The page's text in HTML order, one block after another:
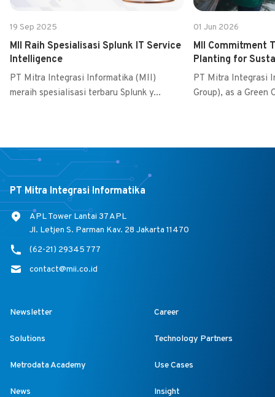
19 Sep 2025
MII Raih Spesialisasi Splunk IT Service
Intelligence
PT Mitra Integrasi Informatika (MII)
meraih spesialisasi terbaru Splunk y...
01 Jun 2026
MII Commitment
Planting for
PT Mitra Integrasi
Group), as a Green
PT Mitra Integrasi Informatika
APL Tower Lantai 37 APL
Jl. Letjen S. Parman Kav. 28 Jakarta 11470
(62-21) 29345 777
contact@mii.co.id
Newsletter Career
Solutions Technology Partners
Metrodata Academy Use Cases
News Insight